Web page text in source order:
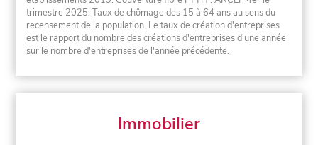
trimestre 2025. Taux de chômage des 15 à 64 ans au sens du
recensement de la population. Le taux de création d'entreprises
est le rapport du nombre des créations d'entreprises d'une année
sur le nombre d'entreprises de l'année précédente.
Immobilier